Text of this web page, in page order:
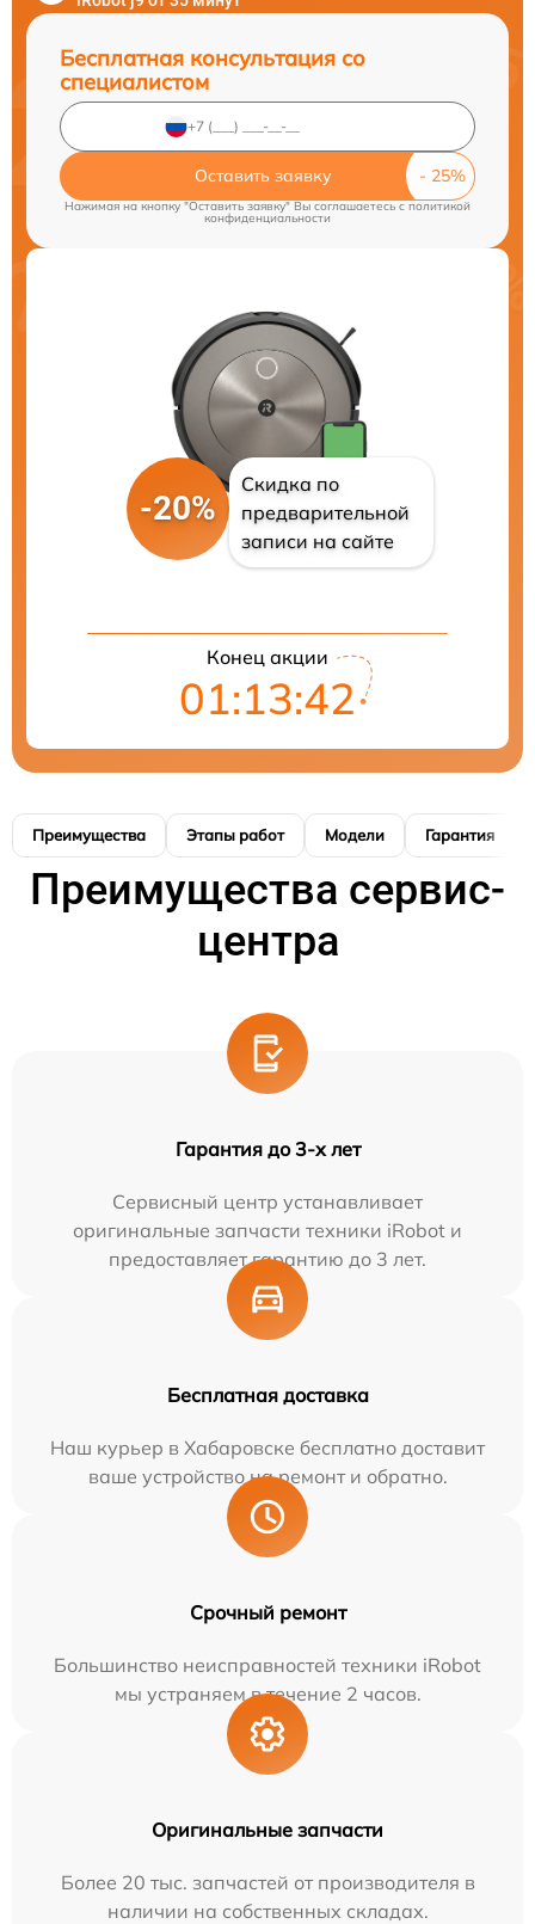
Бесплатная консультация со
специалистом
Оставить заявку
Нажимая на кнопку "Оставить заявку" Вы соглашаетесь cполитикой
конфиденциальности
-20%
Скидка по
предварительной
записи на сайте
Конец акции
01:13:41
Преимущества Этапы работ Модели Гарантия
Преимущества сервис-
центра
Гарантия до 3-х лет
Сервисный центр устанавливает
оригинальные запчасти техники iRobot и
предоставляет гарантию до 3 лет.
Бесплатная доставка
Наш курьер в Хабаровске бесплатно доставит
ваше устройство на ремонт и обратно.
Срочный ремонт
Большинство неисправностей техники iRobot
мы устраняем в течение 2 часов.
Оригинальные запчасти
Более 20 тыс. запчастей от производителя в
наличии на собственных складах.